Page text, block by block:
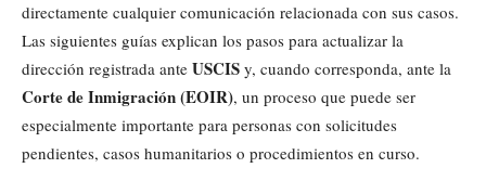
directamente cualquier comunicación relacionada con sus casos.
Las siguientes guías explican los pasos para actualizar la
dirección registrada ante USCIS y, cuando corresponda, ante la
Corte de Inmigración (EOIR), un proceso que puede ser
especialmente importante para personas con solicitudes
pendientes, casos humanitarios o procedimientos en curso.